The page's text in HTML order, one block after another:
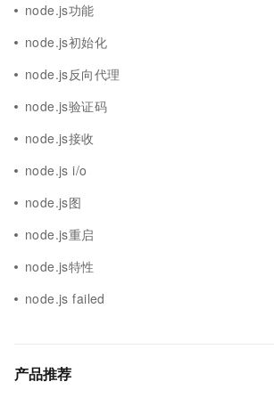
node.js功能
node.js初始化
node.js反向代理
node.js验证码
node.js接收
node.js i/o
node.js图
node.js重启
node.js特性
node.js failed
产品推荐